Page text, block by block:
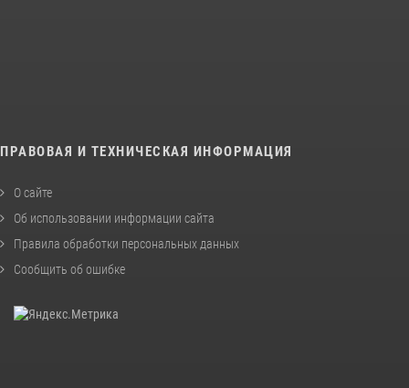
ПРАВОВАЯ И ТЕХНИЧЕСКАЯ ИНФОРМАЦИЯ
О сайте
Об использовании информации сайта
Правила обработки персональных данных
Сообщить об ошибке